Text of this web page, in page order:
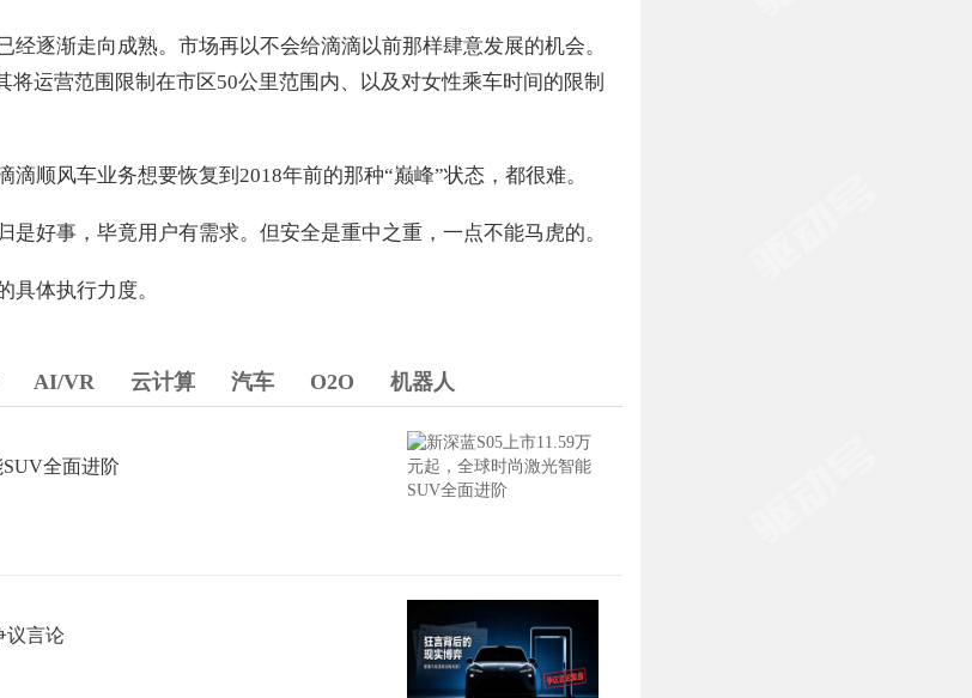
经逐渐走向成熟。市场再以不会给滴滴以前那样肆意发展的机会。
运营范围限制在市区50公里范围内、以及对女性乘车时间的限制
顺风车业务想要恢复到2018年前的那种“巅峰”状态，都很难。
好事，毕竟用户有需求。但安全是重中之重，一点不能马虎的。
具体执行力度。
AI/VR 云计算 汽车 O2O 机器人
全面进阶
议言论